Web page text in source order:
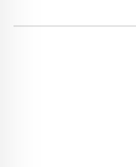
تشتد وتصبح